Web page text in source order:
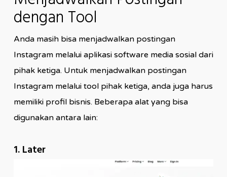
dengan Tool
Anda masih bisa menjadwalkan postingan
Instagram melalui aplikasi software media sosial dari
pihak ketiga. Untuk menjadwalkan postingan
Instagram melalui tool pihak ketiga, anda juga harus
memiliki profil bisnis. Beberapa alat yang bisa
digunakan antara lain:
1. Later